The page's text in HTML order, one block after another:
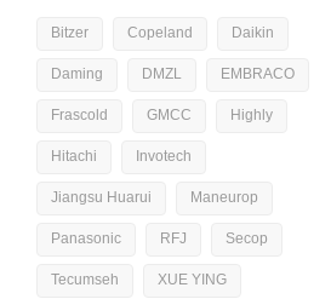
Bitzer Copeland Daikin
Daming DMZL EMBRACO
Frascold GMCC Highly
Hitachi Invotech
Jiangsu Huarui Maneurop
Panasonic RFJ Secop
Tecumseh XUE YING